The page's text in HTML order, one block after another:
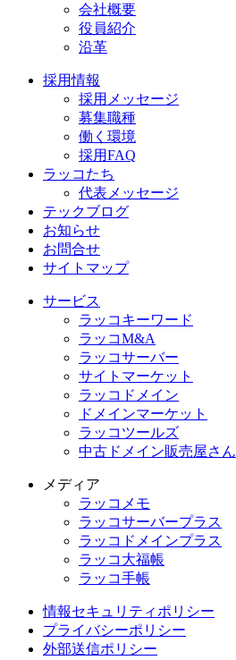
会社概要
役員紹介
沿革
採用情報
採用メッセージ
募集職種
働く環境
採用FAQ
ラッコたち
代表メッセージ
テックブログ
お知らせ
お問合せ
サイトマップ
サービス
ラッコキーワード
ラッコM&A
ラッコサーバー
サイトマーケット
ラッコドメイン
ドメインマーケット
ラッコツールズ
中古ドメイン販売屋さん
メディア
ラッコメモ
ラッコサーバープラス
ラッコドメインプラス
ラッコ大福帳
ラッコ手帳
情報セキュリティポリシー
プライバシーポリシー
外部送信ポリシー